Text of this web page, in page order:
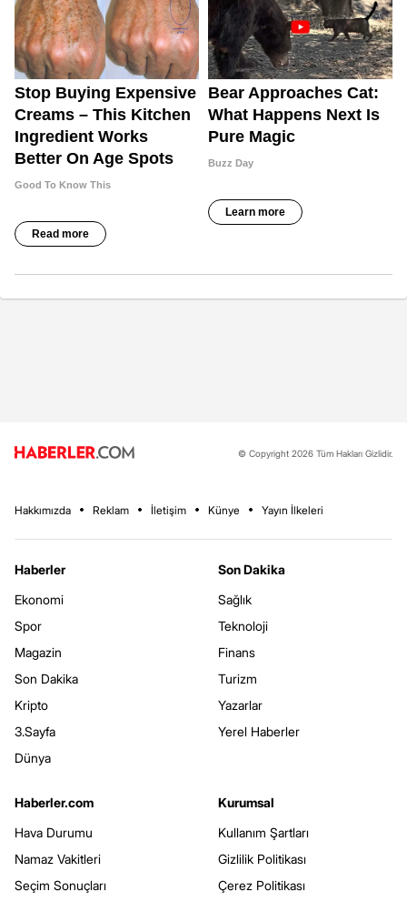
© Copyright 2026 Tüm Hakları Gizlidir.
Hakkımızda Reklam İletişim Künye Yayın İlkeleri
Haberler
Ekonomi
Spor
Magazin
Son Dakika
Kripto
3.Sayfa
Dünya
Son Dakika
Sağlık
Teknoloji
Finans
Turizm
Yazarlar
Yerel Haberler
Haberler.com
Hava Durumu
Namaz Vakitleri
Seçim Sonuçları
Kurumsal
Kullanım Şartları
Gizlilik Politikası
Çerez Politikası